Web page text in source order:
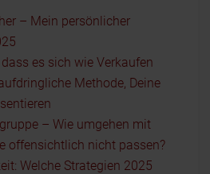
– Mein persönlicher
es sich wie Verkaufen
Methode, Deine
– Wie umgehen mit
offensichtlich nicht passen?
Welche Strategien 2025